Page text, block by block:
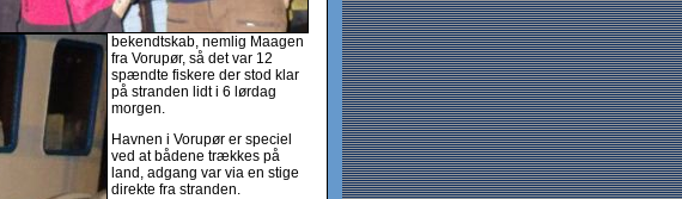
bekendtskab, nemlig Maagen
fra Vorupør, så det var 12
spændte fiskere der stod klar
på stranden lidt i 6 lørdag
morgen.
Havnen i Vorupør er speciel
ved at bådene trækkes på
land, adgang var via en stige
direkte fra stranden.